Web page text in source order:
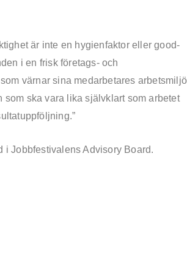
är inte en hygienfaktor eller good-
i en frisk företags- och
värnar sina medarbetares arbetsmiljö
som ska vara lika självklart som arbetet
i Jobbfestivalens Advisory Board.